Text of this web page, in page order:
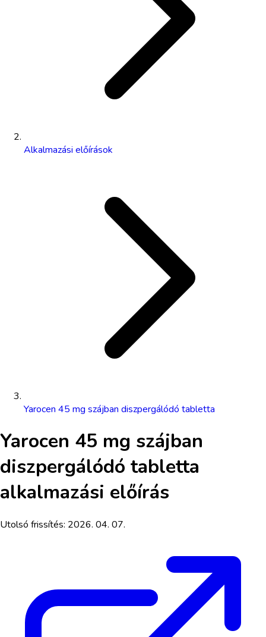
Alkalmazási előírások
Yarocen 45 mg szájban diszpergálódó tabletta
Yarocen 45 mg szájban
diszpergálódó tabletta
alkalmazási előírás
Utolsó frissítés: 2026. 04. 07.